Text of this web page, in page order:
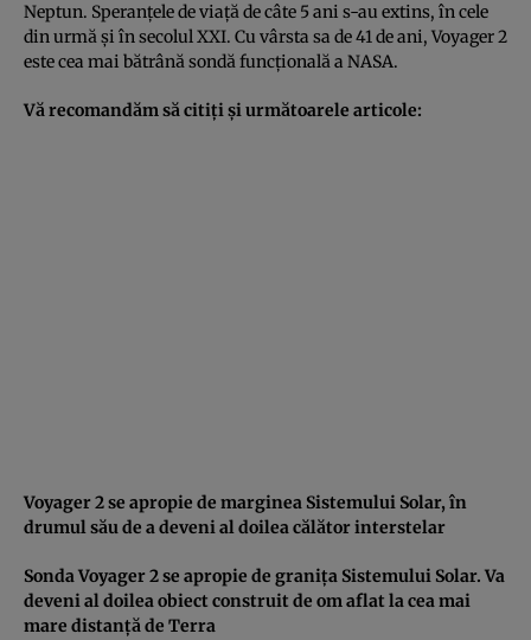
Neptun. Speranţele de viaţă de câte 5 ani s-au extins, în cele
din urmă şi în secolul XXI. Cu vârsta sa de 41 de ani, Voyager 2
este cea mai bătrână sondă funcţională a NASA.
Vă recomandăm să citiţi şi următoarele articole:
Voyager 2 se apropie de marginea Sistemului Solar, în
drumul său de a deveni al doilea călător interstelar
Sonda Voyager 2 se apropie de graniţa Sistemului Solar. Va
deveni al doilea obiect construit de om aflat la cea mai
mare distanţă de Terra